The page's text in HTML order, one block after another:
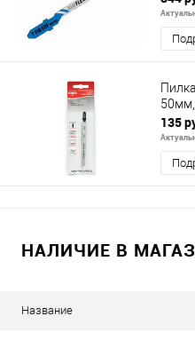
135
НАЛИЧИЕ В
Название